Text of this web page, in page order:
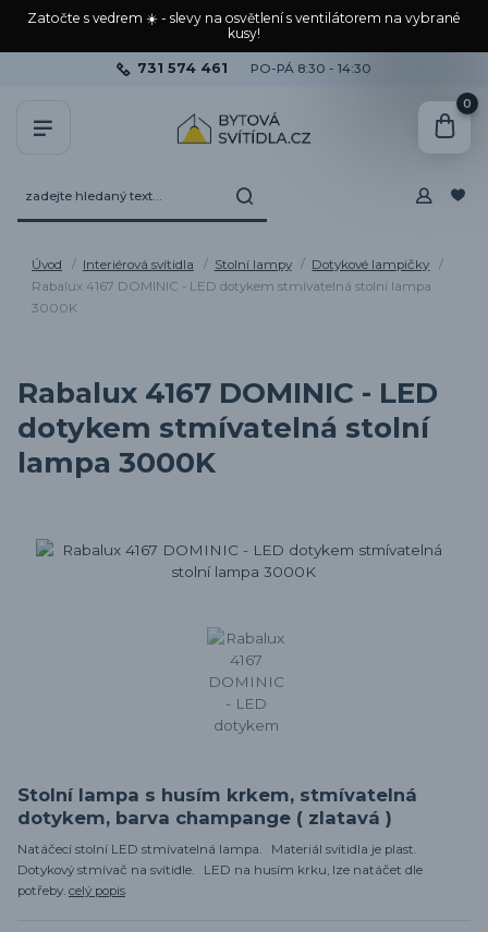
Zatočte s vedrem ☀️ - slevy na osvětlení s ventilátorem na vybrané
kusy!
731 574 461 PO-PÁ 8:30 - 14:30
0
Úvod Interiérová svítidla Stolní lampy
Dotykové lampičky
Rabalux 4167 DOMINIC - LED dotykem stmívatelná stolní lampa
3000K
Rabalux 4167 DOMINIC - LED
dotykem stmívatelná stolní
lampa 3000K
Stolní lampa s husím krkem, stmívatelná
dotykem, barva champange ( zlatavá )
Natáčecí stolní LED stmívatelná lampa. Materiál svítidla je plast.
Dotykový stmívač na svítidle. LED na husím krku, lze natáčet dle
potřeby. celý popis